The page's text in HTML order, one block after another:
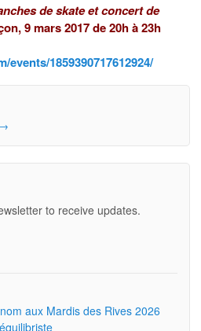
de skate et concert de
9 mars 2017 de 20h à 23h
1859390717612924/
→
to receive updates.
aux Mardis des Rives 2026